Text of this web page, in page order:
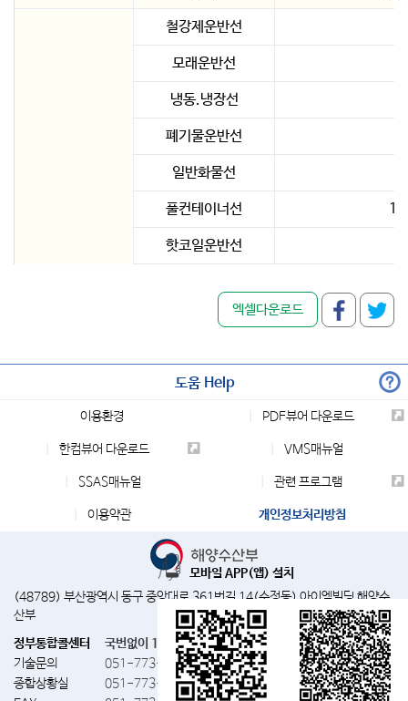
철강제운반선
모래운반선
냉동.냉장선
폐기물운반선
일반화물선
풀컨테이너선
핫코일운반선
자동차운반선
석탄운반선
합계
LPG운반선
LNG운반선
석유제품/케미칼겸용
엑셀다운로드
도움 Help
이용환경 PDF뷰어 다운로드
한컴뷰어 다운로드 VMS매뉴얼
SSAS매뉴얼 관련 프로그램
이용약관 개인정보처리방침
(48789) 부산광역시 동구 중앙대로 361번길 14(수정동) 아이엠빌딩 해양수
산부
정부통합콜센터
국번없이 110
기술문의
051-773-5885
종합상황실
051-773-5895~6
모바일 APP(앱) 설치